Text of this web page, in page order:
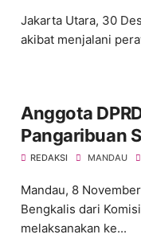
Jakarta Utara, 30
akibat menjalani
Anggota
Pangaribuan
di Sekretariat
REDAKSI MANDAU
Mandau, 8
Bengkalis dari
melaksanakan ke...